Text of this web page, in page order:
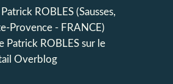
ROBLES (Sausses,
Provence - FRANCE)
Patrick ROBLESsur le
Overblog